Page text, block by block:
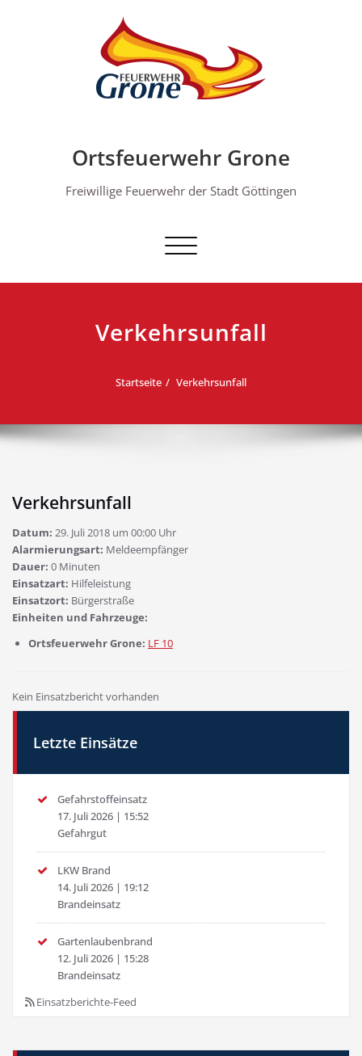
Ortsfeuerwehr Grone
Freiwillige Feuerwehr der Stadt Göttingen
Schalte Navigation
Verkehrsunfall
Startseite Verkehrsunfall
Verkehrsunfall
Datum: 29. Juli 2018 um 00:00 Uhr
Alarmierungsart: Meldeempfänger
Dauer: 0 Minuten
Einsatzart: Hilfeleistung
Einsatzort: Bürgerstraße
Einheiten und Fahrzeuge:
Ortsfeuerwehr Grone: LF 10
Kein Einsatzbericht vorhanden
Letzte Einsätze
Gefahrstoffeinsatz
17. Juli 2026 | 15:52
Gefahrgut
LKW Brand
14. Juli 2026 | 19:12
Brandeinsatz
Gartenlaubenbrand
12. Juli 2026 | 15:28
Brandeinsatz
Einsatzberichte-Feed